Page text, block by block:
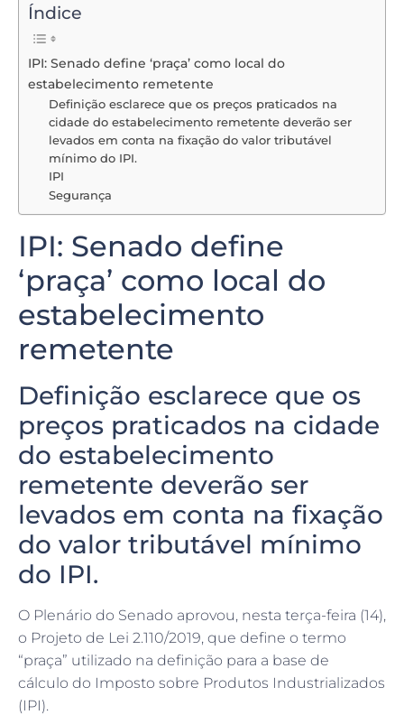
Índice
IPI: Senado define ‘praça’ como local do
estabelecimento remetente
Definição esclarece que os preços praticados na
cidade do estabelecimento remetente deverão ser
levados em conta na fixação do valor tributável
mínimo do IPI.
IPI
Segurança
IPI: Senado define
‘praça’ como local do
estabelecimento
remetente
Definição esclarece que os
preços praticados na cidade
do estabelecimento
remetente deverão ser
levados em conta na fixação
do valor tributável mínimo
do IPI.
O Plenário do Senado aprovou, nesta terça-feira (14),
o Projeto de Lei 2.110/2019, que define o termo
“praça” utilizado na definição para a base de
cálculo do Imposto sobre Produtos Industrializados
(IPI).